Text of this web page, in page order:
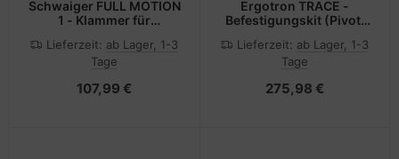
Schwaiger FULL MOTION
1 - Klammer für
Lieferzeit: ab Lager, 1-3
Tage
107,99 €
Ergotron TRACE -
Befestigungskit (Pivot,
Abstandshalter,
Hubsäule,
teilige Tischklemme) -
Lieferzeit: ab Lager, 1-3
Tage
275,98 €